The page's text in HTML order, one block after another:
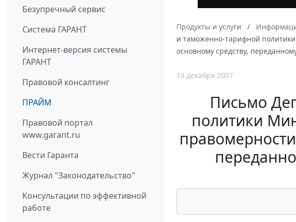
Безупречный сервис
Система ГАРАНТ
Интернет-версия системы
ГАРАНТ
Правовой консалтинг
ПРАЙМ
Правовой портал
www.garant.ru
Вести Гаранта
Журнал "Законодательство"
Консультации по эффективной
работе
Продукты и услуги
и таможенно-тарифной
основному средству,
13 декабря 2007
Письмо
политики